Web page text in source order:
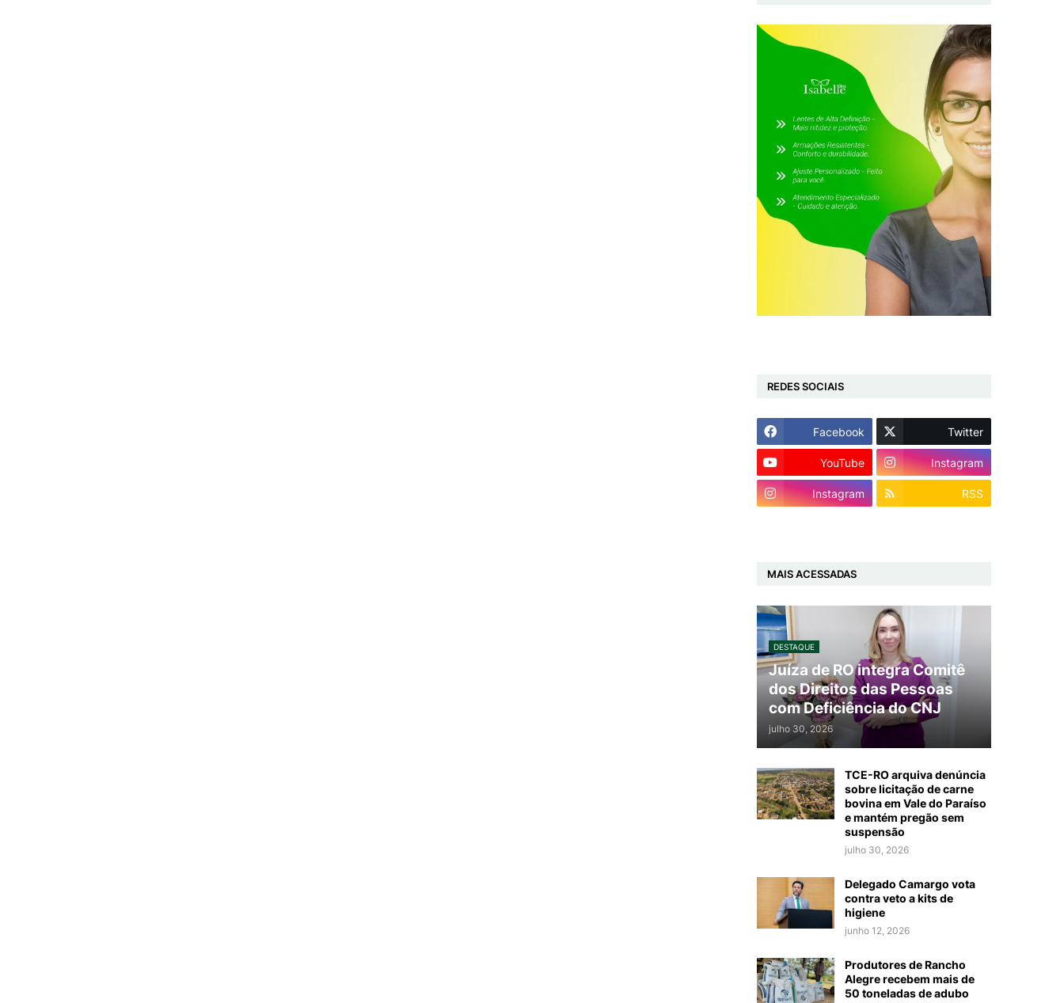
REDES SOCIAIS
Facebook Twitter
YouTube Instagram
Instagram RSS
MAIS ACESSADAS
DESTAQUE
Juíza de RO integra Comitê
dos Direitos das Pessoas
com Deficiência do CNJ
julho 30, 2026
TCE-RO arquiva denúncia
sobre licitação de carne
bovina em Vale do Paraíso
e mantém pregão sem
suspensão
julho 30, 2026
Delegado Camargo vota
contra veto a kits de
higiene
junho 12, 2026
Produtores de Rancho
Alegre recebem mais de
50 toneladas de adubo